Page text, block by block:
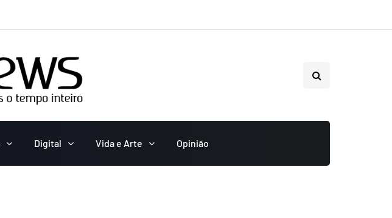
Digital Vida e Arte Opinião